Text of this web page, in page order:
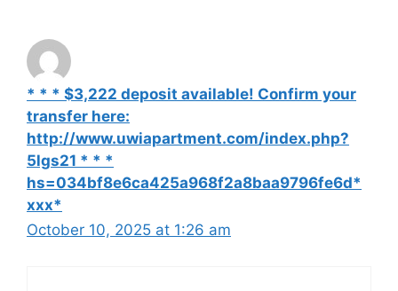
* * * $3,222 deposit available! Confirm your
transfer here:
http://www.uwiapartment.com/index.php?
5lgs21 * * *
hs=034bf8e6ca425a968f2a8baa9796fe6d*
ххх*
October 10, 2025 at 1:26 am